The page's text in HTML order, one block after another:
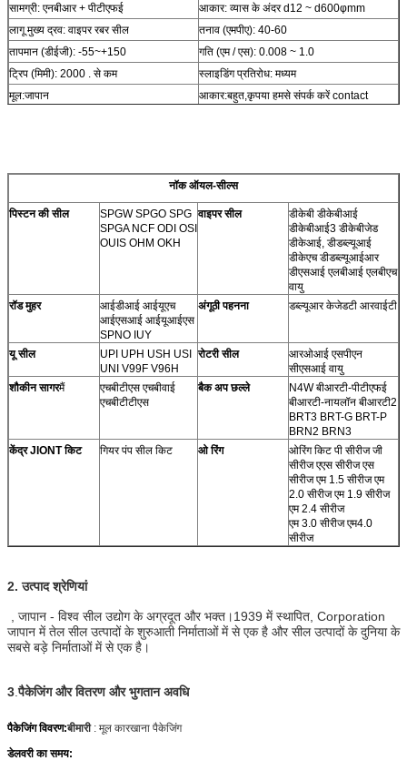
सामग्री: एनबीआर + पीटीएफई
आकार: व्यास के अंदर d12 ~ d600φmm
लागू मुख्य द्रव: वाइपर रबर सील
तनाव (एमपीए): 40-60
तापमान (डीईजी): -55~+150
गति (एम / एस): 0.008 ~ 1.0
ट्रिप (मिमी): 2000 . से कम
स्लाइडिंग प्रतिरोध: मध्यम
मूल:जापान आकार:बहुत,कृपया हमसे संपर्क करें contact
नॉक ऑयल-सील्स
पिस्टन की सील
SPGW SPGO SPG
SPGA NCF ODI OSI
OUIS OHM OKH
वाइपर सील
डीकेबी डीकेबीआई
डीकेबीआई3 डीकेबीजेड
डीकेआई, डीडब्ल्यूआई
डीकेएचडीडब्ल्यूआईआर
डीएसआई एलबीआई एलबीएच
वायु
रॉड मुहर
आईडीआई आईयूएच
आईएसआई आईयूआईएस
SPNO IUY
अंगूठी पहनना डब्ल्यूआर केजेडटी आरवाईटी
यू सील
UPI UPH USH USI
UNI V99F V96H
रोटरी सील
आरओआई एसपीएन
सीएसआई वायु
शौकीन सागरमैं
एचबीटीएस एचबीवाई
एचबीटीटीएस
बैक अप छल्ले
N4W बीआरटी-पीटीएफई
बीआरटी-नायलॉन बीआरटी2
BRT3 BRT-G BRT-P
BRN2 BRN3
केंद्र JIONT किट
गियर पंप सील किट ओ रिंग
ओरिंग किट पी सीरीज जी
सीरीज एएस सीरीज एस
सीरीज एम 1.5 सीरीज एम
2.0 सीरीज एम 1.9 सीरीज
एम 2.4 सीरीज
एम 3.0 सीरीज एम4.0
सीरीज
2. उत्पाद श्रेणियां
, जापान - विश्व सील उद्योग के अग्रदूत और भक्त।1939 में स्थापित, Corporation
जापान में तेल सील उत्पादों के शुरुआती निर्माताओं में से एक है और सील उत्पादों के दुनिया के
सबसे बड़े निर्माताओं में से एक है।
3.पैकेजिंग और वितरण और भुगतान अवधि
पैकेजिंग विवरण:बीमारी: मूल कारखाना पैकेजिंग
डेलवरी का समय: